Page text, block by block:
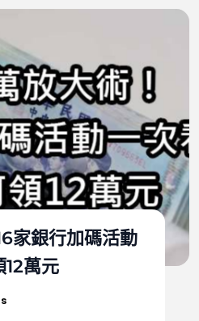
家銀行加碼活動
萬元